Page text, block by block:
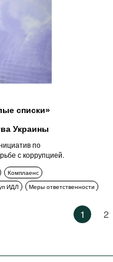
списки»
Украины
по
с коррупцией.
Комплаенс
ИДЛ
Меры ответственности
1 2